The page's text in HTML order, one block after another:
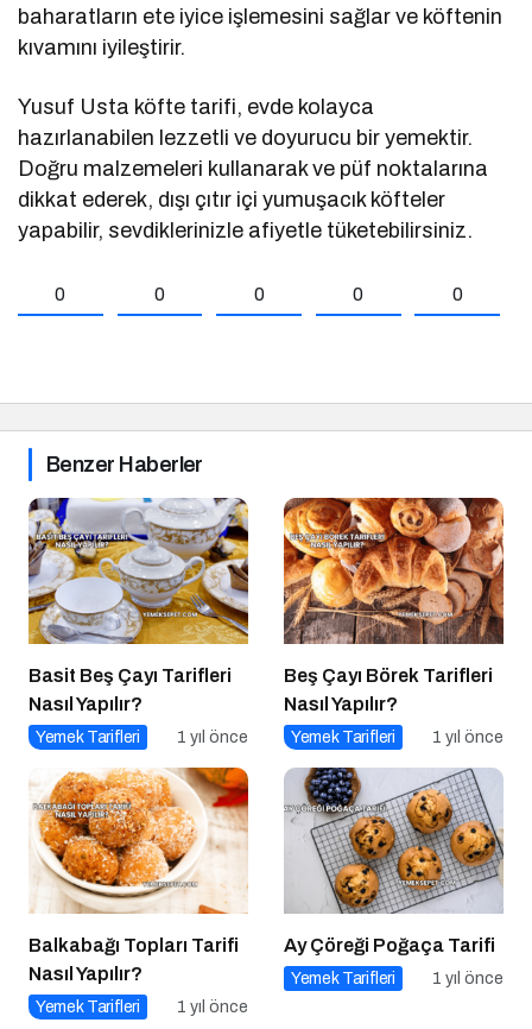
baharatların ete iyice işlemesini sağlar ve köftenin
kıvamını iyileştirir.
Yusuf Usta köfte tarifi, evde kolayca
hazırlanabilen lezzetli ve doyurucu bir yemektir.
Doğru malzemeleri kullanarak ve püf noktalarına
dikkat ederek, dışı çıtır içi yumuşacık köfteler
yapabilir, sevdiklerinizle afiyetle tüketebilirsiniz.
0 0 0 0 0
Benzer Haberler
Basit Beş Çayı Tarifleri
Nasıl Yapılır?
Yemek Tarifleri 1 yıl önce
Beş Çayı Börek Tarifleri
Nasıl Yapılır?
Yemek Tarifleri 1 yıl önce
Balkabağı Topları Tarifi
Nasıl Yapılır?
Yemek Tarifleri 1 yıl önce
Ay Çöreği Poğaça Tarifi
Yemek Tarifleri 1 yıl önce